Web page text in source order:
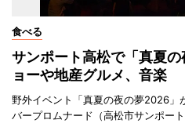
食べる
サンポート高松で「真夏
ョーや地産グルメ、音楽
野外イベント「真夏の夜の夢2026」
バープロムナード（高松市サンポート